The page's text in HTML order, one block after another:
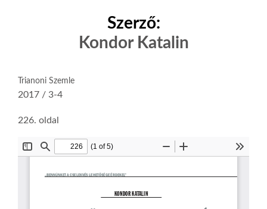
Szerző:
Kondor Katalin
Trianoni Szemle
2017 / 3-4
226. oldal